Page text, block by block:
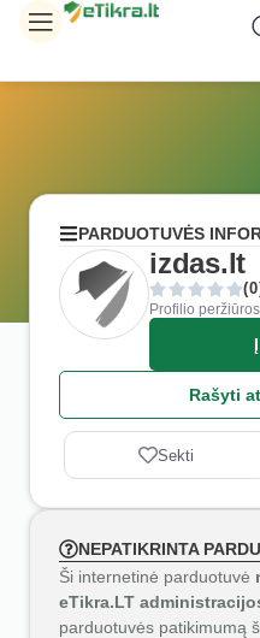
PARDUOTUVĖS
izdas.lt
Profilio
Rašyti
Sekti
NEPATIKRINTA
Ši internetinė parduotuvė
eTikra.LT
parduotuvės patikimumą